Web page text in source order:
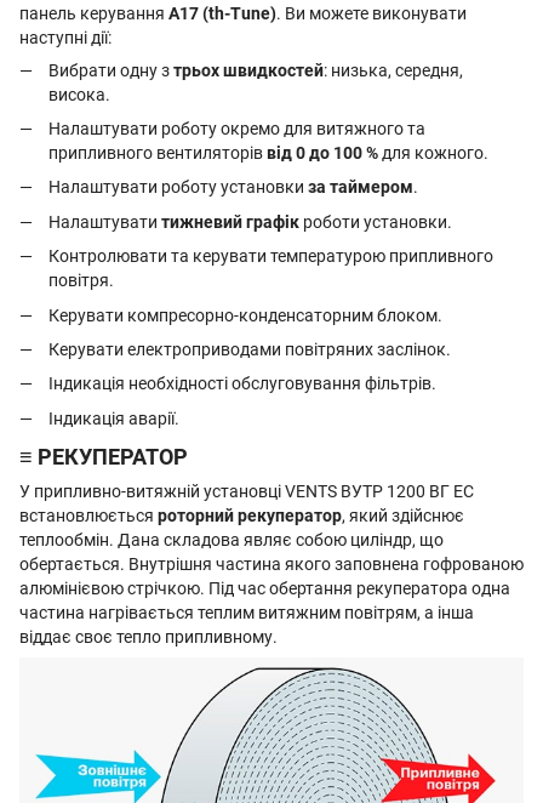
панель керування А17 (th-Tune). Ви можете виконувати
наступні дії:
Вибрати одну зтрьох швидкостей: низька, середня,
висока.
Налаштувати роботу окремо для витяжного та
припливного вентиляторіввід 0 до 100 % для кожного.
Налаштувати роботу установки за таймером.
Налаштувати тижневий графік роботи установки.
Контролювати та керувати температурою припливного
повітря.
Керувати компресорно-конденсаторним блоком.
Керувати електроприводами повітряних заслінок.
Індикація необхідності обслуговування фільтрів.
Індикація аварії.
≡ РЕКУПЕРАТОР
У припливно-витяжній установці VENTS ВУТР 1200 ВГ ЕС
встановлюється роторний рекуператор, який здійснює
теплообмін. Дана складова являє собою циліндр, що
обертається. Внутрішня частина якого заповнена гофрованою
алюмінієвою стрічкою. Під час обертання рекуператора одна
частина нагрівається теплим витяжним повітрям, а інша
віддає своє тепло припливному.